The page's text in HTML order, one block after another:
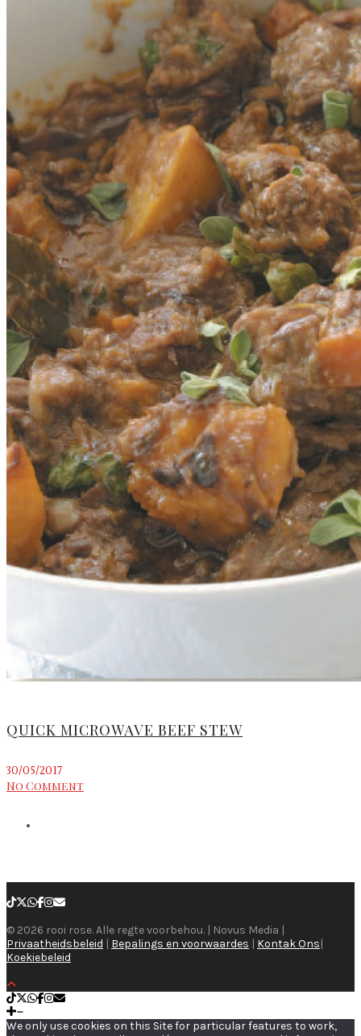
QUICK MICROWAVE BEEF STEW
30/05/2017
No Comment
© 2026 rooi rose. Alle regte voorbehou. | Novus Media |
Privaatheidsbeleid | Bepalings en voorwaardes | Kontak Ons|
Koekiebeleid
We only use cookies on this Site for particular features to work,